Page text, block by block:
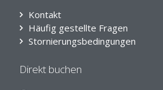
Kontakt
Häufig gestellte Fragen
Stornierungsbedingungen
Direkt buchen